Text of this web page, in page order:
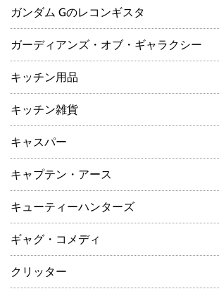
ガンダム Gのレコンギスタ
ガーディアンズ・オブ・ギャラクシー
キッチン用品
キッチン雑貨
キャスパー
キャプテン・アース
キューティーハンターズ
ギャグ・コメディ
クリッター